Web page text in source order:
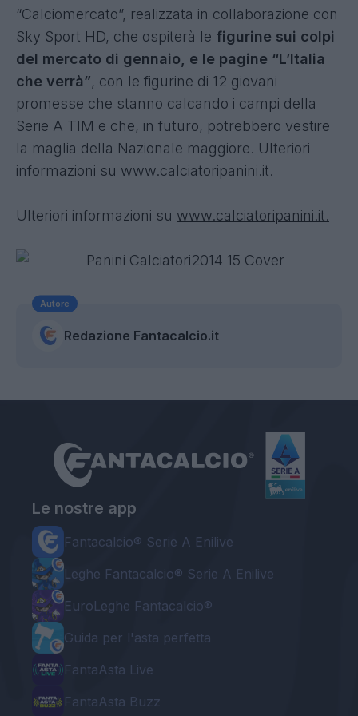
“Calciomercato”, realizzata in collaborazione con
Sky Sport HD, che ospiterà le figurine sui colpi
del mercato di gennaio, e le pagine “L’Italia
che verrà”, con le figurine di 12 giovani
promesse che stanno calcando i campi della
Serie A TIM e che, in futuro, potrebbero vestire
la maglia della Nazionale maggiore. Ulteriori
informazioni su www.calciatoripanini.it.
Ulteriori informazioni su www.calciatoripanini.it.
Autore
Redazione Fantacalcio.it
Le nostre app
Fantacalcio® Serie A Enilive
Leghe Fantacalcio® Serie A Enilive
EuroLeghe Fantacalcio®
Guida per l'asta perfetta
FantaAsta Live
FantaAsta Buzz